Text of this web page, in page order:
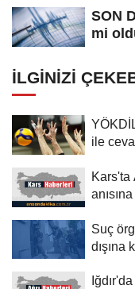
SON
mi
İLGINIZI
ile
Kars'ta
Suç
dışına